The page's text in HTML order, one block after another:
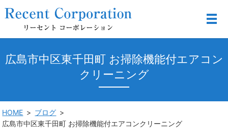
広島市中区東千田町 お掃除機能付エアコン
クリーニング
HOME
ブログ
広島市中区東千田町 お掃除機能付エアコンクリーニング